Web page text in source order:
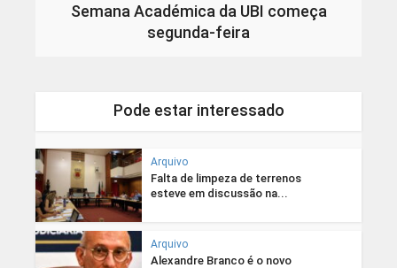
Semana Académica da UBI começa
segunda-feira
Pode estar interessado
Arquivo
Falta de limpeza de terrenos
esteve em discussão na...
Arquivo
Alexandre Branco é o novo